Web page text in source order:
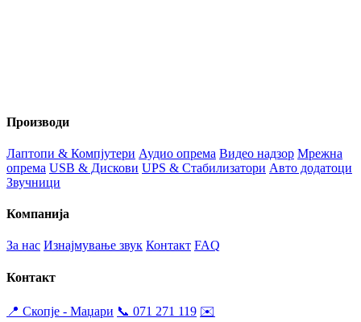
Производи
Лаптопи & Компјутери Аудио опрема Видео надзор Мрежна
опрема USB & Дискови UPS & Стабилизатори Авто додатоци
Звучници
Компанија
За нас Изнајмување звук Контакт FAQ
Контакт
📍 Скопје - Маџари 📞 071 271 119 ✉️